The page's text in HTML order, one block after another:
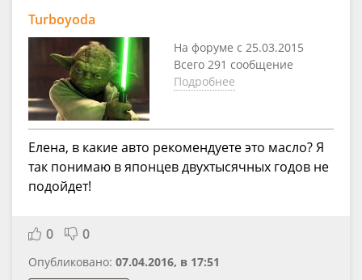
Turboyoda
На форуме с 25.03.2015
Всего 291 сообщение
Подробнее
Елена, в какие авто рекомендуете это масло? Я
так понимаю в японцев двухтысячных годов не
подойдет!
0 0
Опубликовано: 07.04.2016, в 17:51